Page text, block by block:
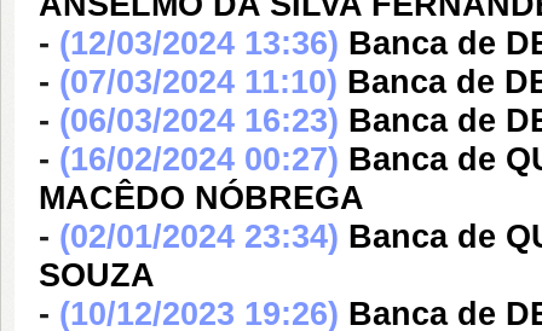
- (12/03/2024 13:36) Banca de
- (07/03/2024 11:10) Banca de
- (06/03/2024 16:23) Banca de
- (16/02/2024 00:27) Banca de
MACÊDO NÓBREGA
- (02/01/2024 23:34) Banca de
SOUZA
- (10/12/2023 19:26) Banca de